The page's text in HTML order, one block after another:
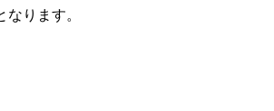
ります。